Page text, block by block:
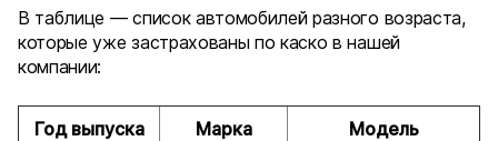
В таблице — список автомобилей разного возраста,
которые уже застрахованы по каско в нашей
компании:
Год выпуска Марка Модель